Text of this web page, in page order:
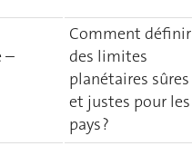
–
Comment définir
des limites
planétaires sûres
et justes pour les
pays ?